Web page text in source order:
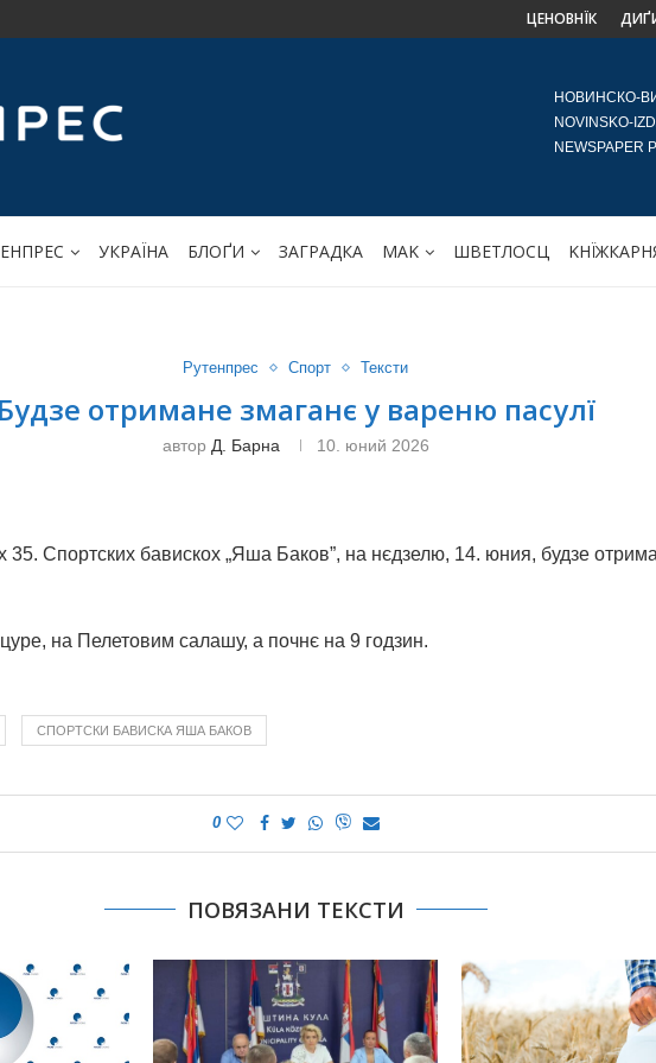
ЦЕНОВНЇК
НОВИНСКО-
NOVINSKO-
NEWSPAPER
УКРАЇНА БЛОҐИ ЗАГРАДКА МАK ШВЕТЛОСЦ
Рутенпрес Спорт Тексти
Будзе отримане змаганє у вареню пасулї
автор Д. Барна 10. юний 2026
Спортских бавискох „Яша Баков”, на нєдзелю, 14. юния, будзе
на Пелетовим салашу, а почнє на 9 годзин.
СПОРТСКИ БАВИСКА ЯША БАКОВ
0
ПОВЯЗАНИ ТЕКСТИ